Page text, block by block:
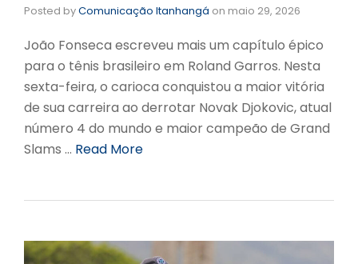
Posted byComunicação Itanhangá on maio 29, 2026
João Fonseca escreveu mais um capítulo épico
para o tênis brasileiro em Roland Garros. Nesta
sexta-feira, o carioca conquistou a maior vitória
de sua carreira ao derrotar Novak Djokovic, atual
número 4 do mundo e maior campeão de Grand
Slams … Read More